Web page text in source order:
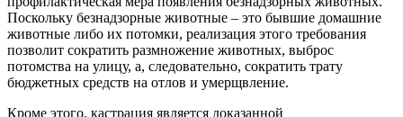
Поскольку безнадзорные животные – это бывшие домашние
животные либо их потомки, реализация этого требования
позволит сократить размножение животных, выброс
потомства на улицу, а, следовательно, сократить трату
бюджетных средств на отлов и умерщвление.
Кроме этого, кастрация является доказанной